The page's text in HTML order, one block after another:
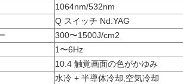
1064nm/532nm
Q スイッチ Nd:YAG
300〜1500J/cm2
1〜6Hz
10.4 触覚画面の色がかゆみ
水冷 + 半導体冷却,空気冷却